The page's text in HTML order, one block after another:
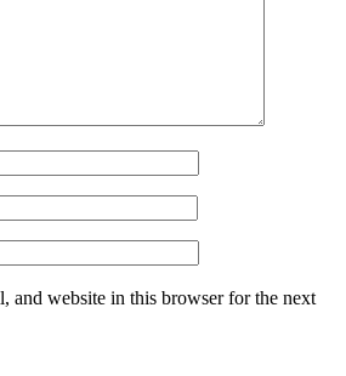
and website in this browser for the next